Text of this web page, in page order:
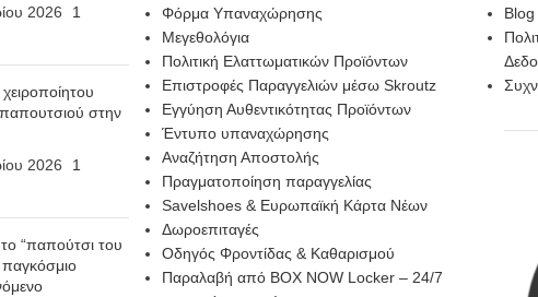
2026
1
στην
2026
1
“παπούτσι του
Φόρμα Υπαναχώρησης
Μεγεθολόγια
Πολιτική Ελαττωματικών Προϊόντων
Επιστροφές Παραγγελιών μέσω Skroutz
Εγγύηση Αυθεντικότητας Προϊόντων
Έντυπο υπαναχώρησης
Αναζήτηση Αποστολής
Πραγματοποίηση παραγγελίας
Savelshoes & Ευρωπαϊκή Κάρτα Νέων
Δωροεπιταγές
Οδηγός Φροντίδας & Καθαρισμού
Παραλαβή από BOX NOW Locker – 24/7
Blog